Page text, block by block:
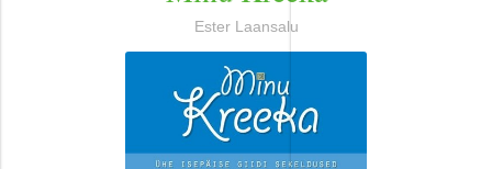
Biograafiad ja memuaarid
Ester Laansalu